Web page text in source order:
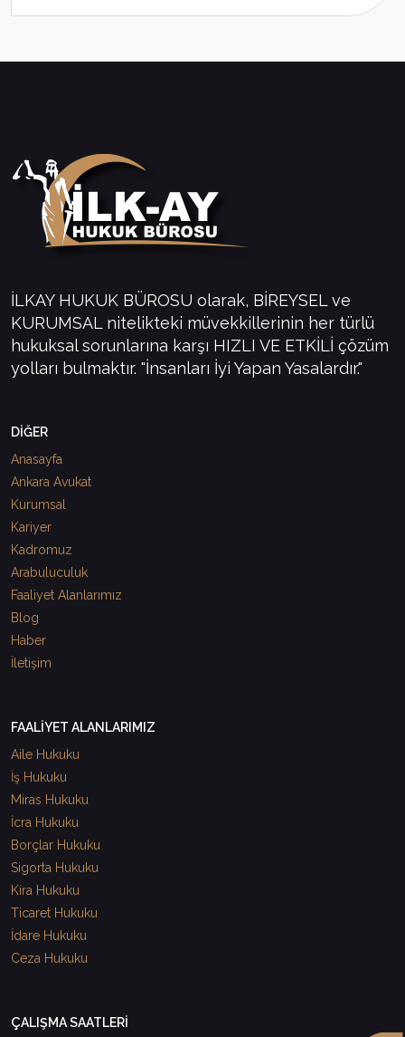
İLKAY HUKUK BÜROSU olarak, BİREYSEL ve
KURUMSAL nitelikteki müvekkillerinin her türlü
hukuksal sorunlarına karşı HIZLI VE ETKİLİ çözüm
yolları bulmaktır. "İnsanları İyi Yapan Yasalardır."
DİĞER
Anasayfa
Ankara Avukat
Kurumsal
Kariyer
Kadromuz
Arabuluculuk
Faaliyet Alanlarımız
Blog
Haber
İletişim
FAALİYET ALANLARIMIZ
Aile Hukuku
İş Hukuku
Miras Hukuku
İcra Hukuku
Borçlar Hukuku
Sigorta Hukuku
Kira Hukuku
Ticaret Hukuku
İdare Hukuku
Ceza Hukuku
ÇALIŞMA SAATLERİ